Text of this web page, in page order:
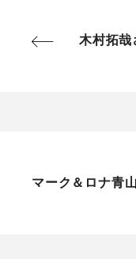
木村拓哉
マーク＆ロナ青